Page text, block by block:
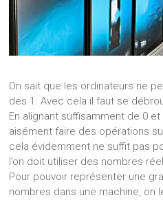
On sait que les ordinateurs ne
des 1. Avec cela il faut se
En alignant suffisamment de 0
aisément faire des opérations
cela évidemment ne suffit pas
l’on doit utiliser des nombres
Pour pouvoir représenter une
nombres dans une machine, on